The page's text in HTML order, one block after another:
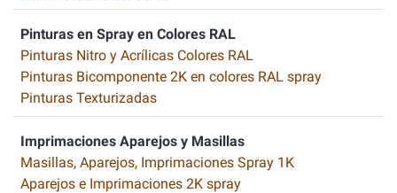
Pinturas en Spray en Colores RAL
Pinturas Nitro y Acrílicas Colores RAL
Pinturas Bicomponente 2K en colores RAL spray
Pinturas Texturizadas
Imprimaciones Aparejos y Masillas
Masillas, Aparejos, Imprimaciones Spray 1K
Aparejos e Imprimaciones 2K spray